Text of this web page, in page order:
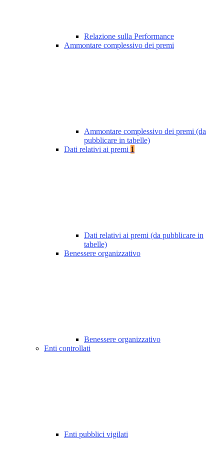
Relazione sulla Performance
Ammontare complessivo dei premi
Ammontare complessivo dei premi (da
pubblicare in tabelle)
Dati relativi ai premi 1
Dati relativi ai premi (da pubblicare in
tabelle)
Benessere organizzativo
Benessere organizzativo
Enti controllati
Enti pubblici vigilati